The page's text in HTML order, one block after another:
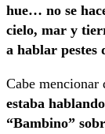
hue… no se
cielo, mar y
a hablar pestes
Cabe mencionar
estaba
“Bambino”